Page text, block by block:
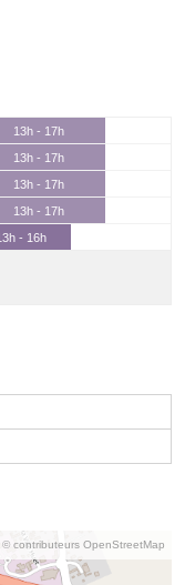
13h - 17h
13h - 17h
13h - 17h
13h - 17h
- 16h
© contributeurs OpenStreetMap